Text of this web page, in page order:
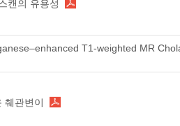
캔의 유용성
T1-weighted MR
췌관변이